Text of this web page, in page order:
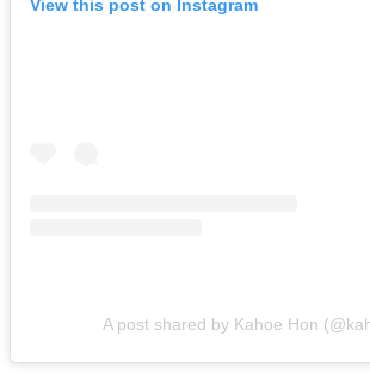
View this post on Instagram
A post shared by Kahoe Hon